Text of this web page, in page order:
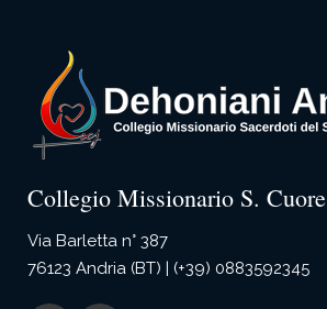
Collegio Missionario S. Cuore
Via Barletta n° 387
76123 Andria (BT) | (+39) 0883592345